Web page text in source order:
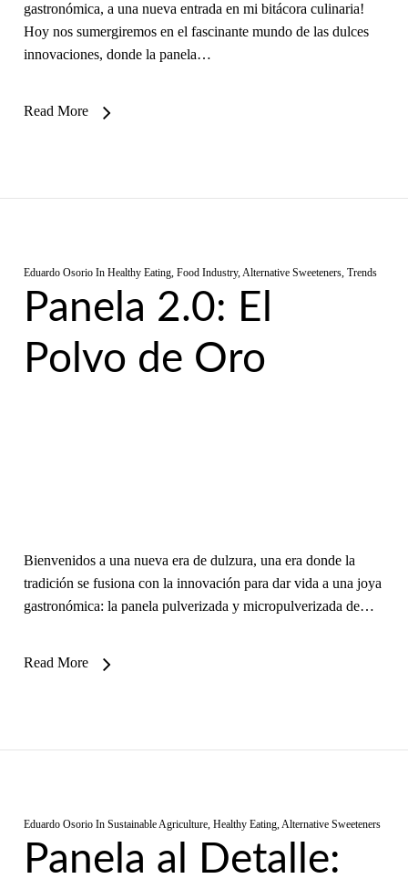
gastronómica, a una nueva entrada en mi bitácora culinaria!
Hoy nos sumergiremos en el fascinante mundo de las dulces
innovaciones, donde la panela…
Read More
Eduardo Osorio In Healthy Eating, Food Industry,Alternative Sweeteners, Trends
Panela 2.0: El
Polvo de Oro
Bienvenidos a una nueva era de dulzura, una era donde la
tradición se fusiona con la innovación para dar vida a una joya
gastronómica: la panela pulverizada y micropulverizada de…
Read More
Eduardo Osorio In Sustainable Agriculture, Healthy Eating,Alternative Sweeteners
Panela al Detalle: